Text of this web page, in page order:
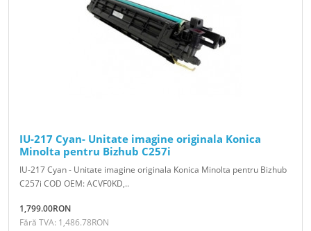
IU-217 Cyan- Unitate imagine originala Konica
Minolta pentru Bizhub C257i
IU-217 Cyan - Unitate imagine originala Konica Minolta pentru Bizhub
C257i COD OEM: ACVF0KD,..
1,799.00RON
Fără TVA: 1,486.78RON